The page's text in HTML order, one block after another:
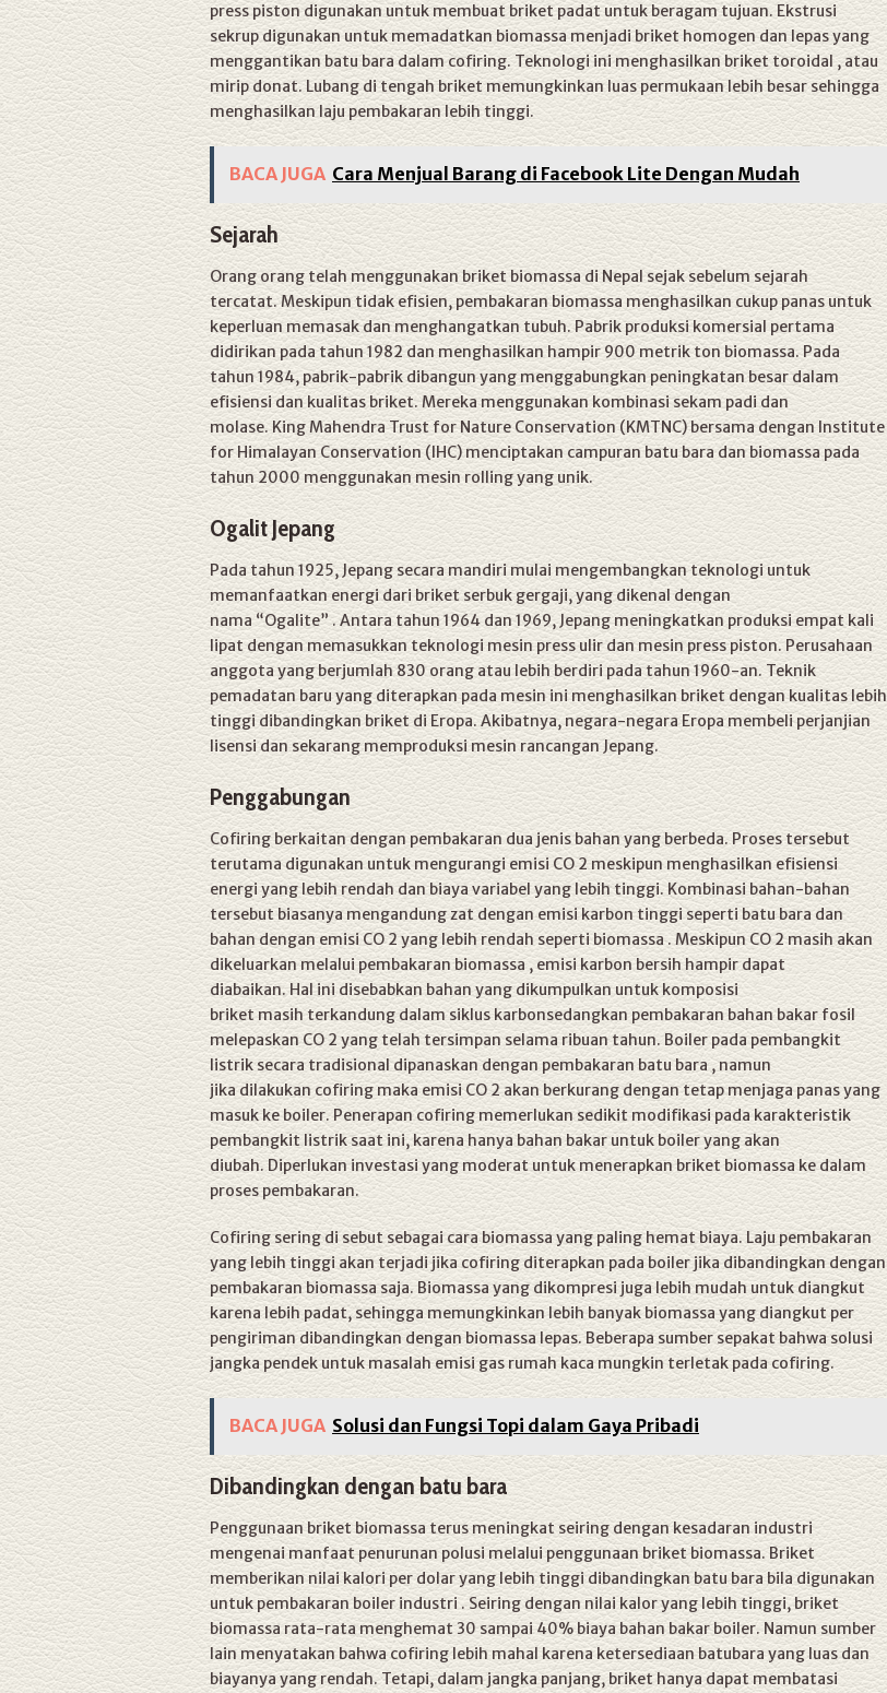
press piston digunakan untuk membuat briket padat untuk beragam tujuan. Ekstrusi
sekrup digunakan untuk memadatkan biomassa menjadi briket homogen dan lepas yang
menggantikan batu bara dalam cofiring. Teknologi ini menghasilkan briket toroidal , atau
mirip donat. Lubang di tengah briket memungkinkan luas permukaan lebih besar sehingga
menghasilkan laju pembakaran lebih tinggi.
BACA JUGA Cara Menjual Barang di Facebook Lite Dengan Mudah
Sejarah
Orang orang telah menggunakan briket biomassa di Nepal sejak sebelum sejarah
tercatat. Meskipun tidak efisien, pembakaran biomassa menghasilkan cukup panas untuk
keperluan memasak dan menghangatkan tubuh. Pabrik produksi komersial pertama
didirikan pada tahun 1982 dan menghasilkan hampir 900 metrik ton biomassa. Pada
tahun 1984, pabrik-pabrik dibangun yang menggabungkan peningkatan besar dalam
efisiensi dan kualitas briket. Mereka menggunakan kombinasi sekam padi dan
molase. King Mahendra Trust for Nature Conservation (KMTNC) bersama dengan Institute
for Himalayan Conservation (IHC) menciptakan campuran batu bara dan biomassa pada
tahun 2000 menggunakan mesin rolling yang unik.
Ogalit Jepang
Pada tahun 1925, Jepang secara mandiri mulai mengembangkan teknologi untuk
memanfaatkan energi dari briket serbuk gergaji, yang dikenal dengan
nama “Ogalite” . Antara tahun 1964 dan 1969, Jepang meningkatkan produksi empat kali
lipat dengan memasukkan teknologi mesin press ulir dan mesin press piston. Perusahaan
anggota yang berjumlah 830 orang atau lebih berdiri pada tahun 1960-an. Teknik
pemadatan baru yang diterapkan pada mesin ini menghasilkan briket dengan kualitas lebih
tinggi dibandingkan briket di Eropa. Akibatnya, negara-negara Eropa membeli perjanjian
lisensi dan sekarang memproduksi mesin rancangan Jepang.
Penggabungan
Cofiring berkaitan dengan pembakaran dua jenis bahan yang berbeda. Proses tersebut
terutama digunakan untuk mengurangi emisi CO 2 meskipun menghasilkan efisiensi
energi yang lebih rendah dan biaya variabel yang lebih tinggi. Kombinasi bahan-bahan
tersebut biasanya mengandung zat dengan emisi karbon tinggi seperti batu bara dan
bahan dengan emisi CO 2 yang lebih rendah seperti biomassa . Meskipun CO 2 masih akan
dikeluarkan melalui pembakaran biomassa , emisi karbon bersih hampir dapat
diabaikan. Hal ini disebabkan bahan yang dikumpulkan untuk komposisi
briket masih terkandung dalam siklus karbonsedangkan pembakaran bahan bakar fosil
melepaskan CO 2 yang telah tersimpan selama ribuan tahun. Boiler pada pembangkit
listrik secara tradisional dipanaskan dengan pembakaran batu bara , namun
jika dilakukan cofiring maka emisi CO 2 akan berkurang dengan tetap menjaga panas yang
masuk ke boiler. Penerapan cofiring memerlukan sedikit modifikasi pada karakteristik
pembangkit listrik saat ini, karena hanya bahan bakar untuk boiler yang akan
diubah. Diperlukan investasi yang moderat untuk menerapkan briket biomassa ke dalam
proses pembakaran.
Cofiring sering di sebut sebagai cara biomassa yang paling hemat biaya. Laju pembakaran
yang lebih tinggi akan terjadi jika cofiring diterapkan pada boiler jika dibandingkan dengan
pembakaran biomassa saja. Biomassa yang dikompresi juga lebih mudah untuk diangkut
karena lebih padat, sehingga memungkinkan lebih banyak biomassa yang diangkut per
pengiriman dibandingkan dengan biomassa lepas. Beberapa sumber sepakat bahwa solusi
jangka pendek untuk masalah emisi gas rumah kaca mungkin terletak pada cofiring.
BACA JUGA Solusi dan Fungsi Topi dalam Gaya Pribadi
Dibandingkan dengan batu bara
Penggunaan briket biomassa terus meningkat seiring dengan kesadaran industri
mengenai manfaat penurunan polusi melalui penggunaan briket biomassa. Briket
memberikan nilai kalori per dolar yang lebih tinggi dibandingkan batu bara bila digunakan
untuk pembakaran boiler industri . Seiring dengan nilai kalor yang lebih tinggi, briket
biomassa rata-rata menghemat 30 sampai 40% biaya bahan bakar boiler. Namun sumber
lain menyatakan bahwa cofiring lebih mahal karena ketersediaan batubara yang luas dan
biayanya yang rendah. Tetapi, dalam jangka panjang, briket hanya dapat membatasi